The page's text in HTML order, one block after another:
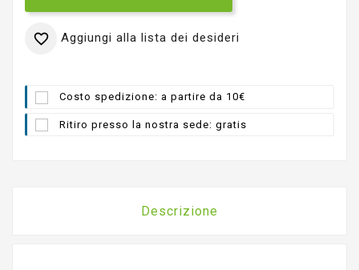
 Aggiungi alla lista dei desideri
Costo spedizione: a partire da 10€
Ritiro presso la nostra sede: gratis
Descrizione